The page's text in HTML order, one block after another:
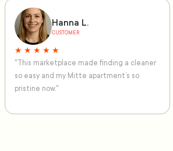
Hanna L.
CUSTOMER
★ ★ ★ ★ ★
"This marketplace made finding a cleaner
so easy and my Mitte apartment’s so
pristine now."